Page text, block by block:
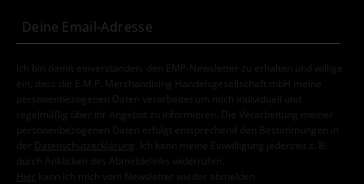
Ich bin damit einverstanden, den EMP-Newsletter zu erhalten und willige
ein, dass die E.M.P. Merchandising Handelsgesellschaft mbH meine
personenbezogenen Daten verarbeitet um mich individuell und
regelmäßig über ihr Angebot zu informieren. Die Verarbeitung meiner
personenbezogenen Daten erfolgt entsprechend den Bestimmungen in
der
Datenschutzerklärung
. Ich kann meine Einwilligung jederzeit z. B.
durch Anklicken des Abmeldelinks widerrufen.
Hier kann ich mich vom Newsletter wieder abmelden.